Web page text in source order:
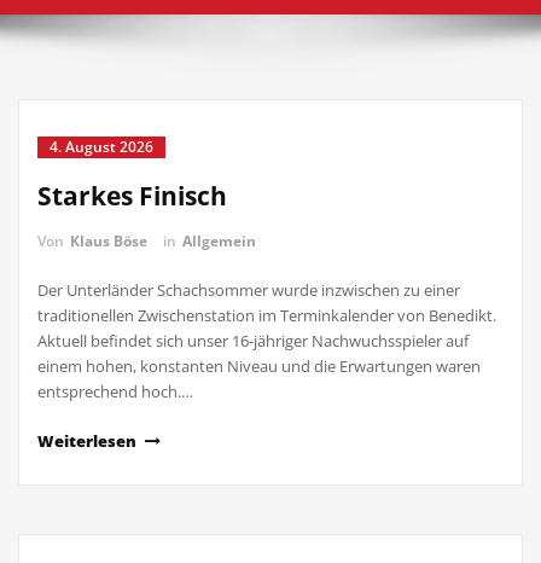
4. August 2026
Starkes Finisch
Von Klaus Böse in Allgemein
Der Unterländer Schachsommer wurde inzwischen zu einer
traditionellen Zwischenstation im Terminkalender von Benedikt.
Aktuell befindet sich unser 16-jähriger Nachwuchsspieler auf
einem hohen, konstanten Niveau und die Erwartungen waren
entsprechend hoch.…
Weiterlesen